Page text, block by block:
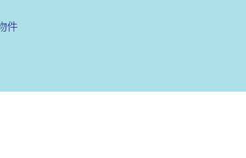
件